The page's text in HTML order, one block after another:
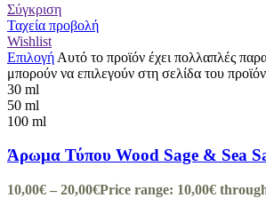
Σύγκριση
Ταχεία προβολή
Wishlist
Επιλογή Αυτό το προϊόν έχει πολλαπλές
μπορούν να επιλεγούν στη σελίδα του
30 ml
50 ml
100 ml
Άρωμα Τύπου Wood Sage & Sea
10,00€ – 20,00€Price range: 10,00€